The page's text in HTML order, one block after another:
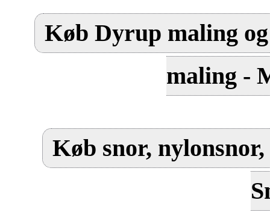
Køb Dyrup maling
maling -
Køb snor,